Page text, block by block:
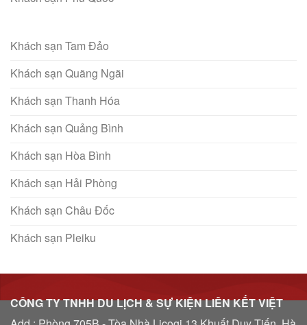
Khách sạn Tam Đảo
Khách sạn Quãng Ngãi
Khách sạn Thanh Hóa
Khách sạn Quảng Bình
Khách sạn Hòa Bình
Khách sạn Hải Phòng
Khách sạn Châu Đốc
Khách sạn Pleiku
CÔNG TY TNHH DU LỊCH & SỰ KIỆN LIÊN KẾT VIỆT